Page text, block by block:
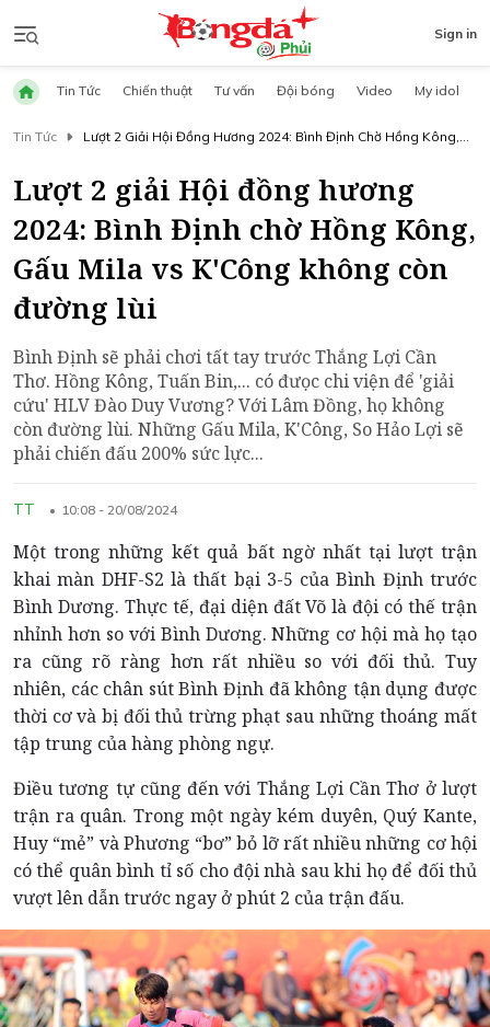
Sign in
Tin Tức Chiến thuật Tư vấn Đội bóng Video My idol
Tin Tức
Lượt 2 Giải Hội Đồng Hương 2024: Bình Định Chờ Hồng Kông,
Lượt 2 giải Hội đồng hương
2024: Bình Định chờ Hồng Kông,
Gấu Mila vs K'Công không còn
đường lùi
Bình Định sẽ phải chơi tất tay trước Thắng Lợi Cần
Thơ. Hồng Kông, Tuấn Bin,... có đưọc chi viện để 'giải
cứu' HLV Đào Duy Vương? Với Lâm Đồng, họ không
còn đường lùi. Những Gấu Mila, K'Công, So Hảo Lợi sẽ
phải chiến đấu 200% sức lực...
TT 10:08 - 20/08/2024
Một trong những kết quả bất ngờ nhất tại lượt trận
khai màn DHF-S2 là thất bại 3-5 của Bình Định trước
Bình Dương. Thực tế, đại diện đất Võ là đội có thế trận
nhỉnh hơn so với Bình Dương. Những cơ hội mà họ tạo
ra cũng rõ ràng hơn rất nhiều so với đối thủ. Tuy
nhiên, các chân sút Bình Định đã không tận dụng được
thời cơ và bị đối thủ trừng phạt sau những thoáng mất
tập trung của hàng phòng ngự.
Điều tương tự cũng đến với Thắng Lợi Cần Thơ ở lượt
trận ra quân. Trong một ngày kém duyên, Quý Kante,
Huy “mẻ” và Phương “bơ” bỏ lỡ rất nhiều những cơ hội
có thể quân bình tỉ số cho đội nhà sau khi họ để đối thủ
vượt lên dẫn trước ngay ở phút 2 của trận đấu.